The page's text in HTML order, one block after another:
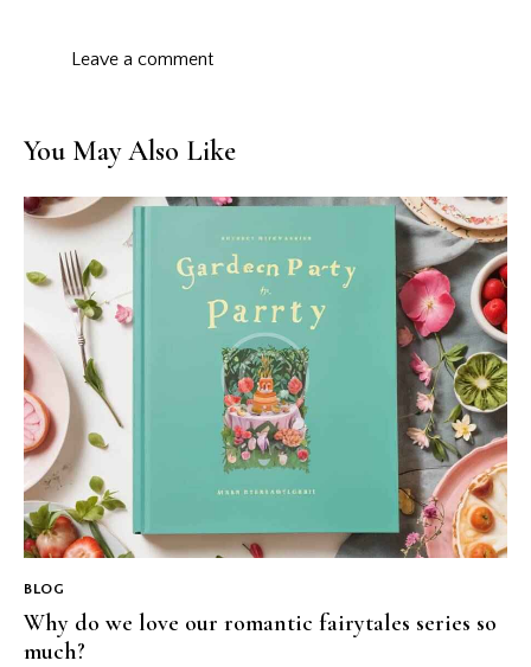
You May Also Like
BLOG
Why do we love our romantic fairytales series so
much?